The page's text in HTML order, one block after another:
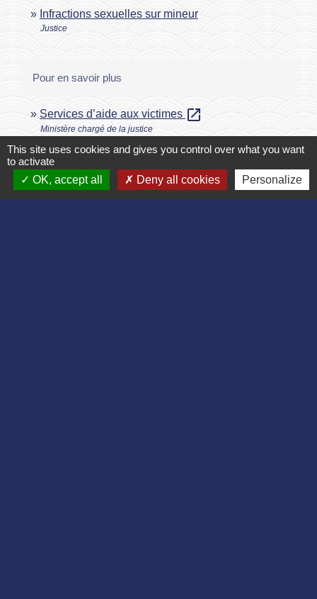
Infractions sexuelles sur mineur
Justice
Pour en savoir plus
Services d’aide aux victimes open_in_new
Ministère chargé de la justice
La justice des mineursopen_in_new
Ministère chargé de la justice
Parcours victimes (violences physiques, sexuelles
ou psychologiques)open_in_new
This site uses cookies and gives you control over what you want
to activate
OK, accept all
Deny all cookies Personalize